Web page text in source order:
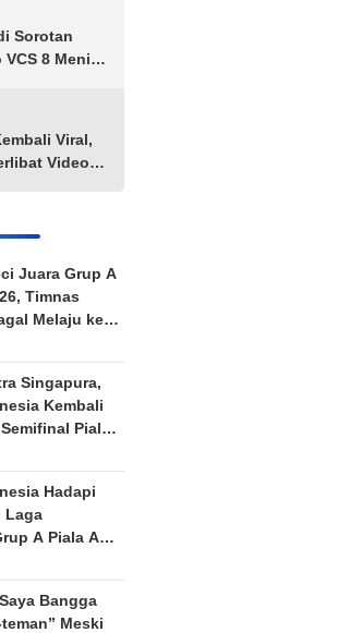
Sorotan
8 Menit
Viral,
Video
Juara Grup A
Timnas
Melaju ke
Singapura,
Kembali
Piala
Beruntun
Hadapi
Laga
A Piala AFF
Jadi
Bangga
Meski